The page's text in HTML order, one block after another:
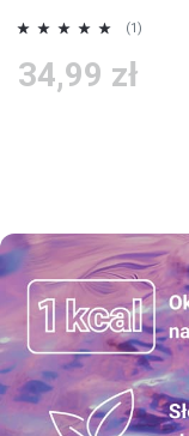
Ocena:
(1)
34,99 zł